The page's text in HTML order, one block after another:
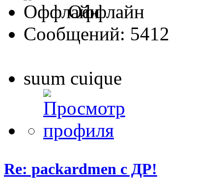
Оффлайн
Сообщений: 5412
suum cuique
Re: packardmen с ДР!